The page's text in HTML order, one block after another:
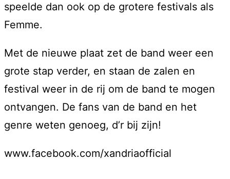
speelde dan ook op de grotere festivals als
Femme.
Met de nieuwe plaat zet de band weer een
grote stap verder, en staan de zalen en
festival weer in de rij om de band te mogen
ontvangen. De fans van de band en het
genre weten genoeg, d’r bij zijn!
www.facebook.com/xandriaofficial